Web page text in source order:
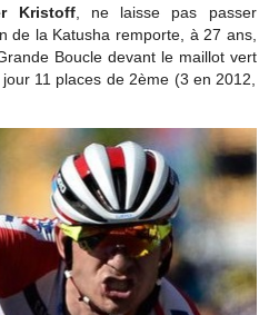
Kristoff, ne laisse pas passer
de la Katusha remporte, à 27 ans,
Boucle devant le maillot vert
11 places de 2ème (3 en 2012,